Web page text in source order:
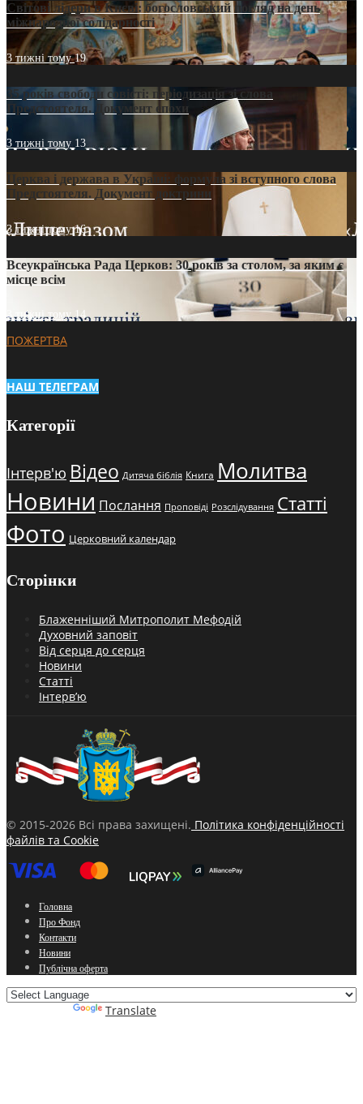
Світові лідери в Києві: богословський погляд на день
міжнародної солідарності
3 тижні тому19
35 років свободи совісті: періодизація зі слова
Предстоятеля. Документ епохи
3 тижні тому 13
Церква і держава в Україні: формула зі вступного слова
Предстоятеля. Документ доктрини
3 тижні тому16
Всеукраїнська Рада Церков: 30 років за столом, за яким є
місце всім
3 тижні тому14
ПОЖЕРТВА
НАШ ТЕЛЕГРАМ
Категорії
Інтерв'ю Відео Дитяча біблія Книга Молитва
Новини Послання Проповіді Розслідування Статті
Фото Церковний календар
Сторінки
Блаженніший Митрополит Мефодій
Духовний заповіт
Від серця до серця
Новини
Статті
Інтерв’ю
© 2015-2026 Всі права захищені. Політика конфіденційності
файлів та Cookie
Головна
Про Фонд
Контакти
Новини
Публічна оферта
Translate